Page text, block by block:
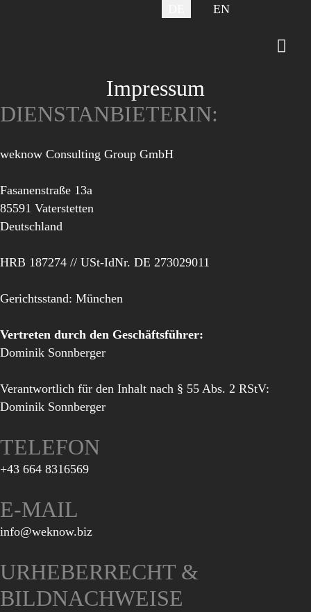
Sprache auswählen
EN
Impressum
DIENSTANBIETERIN:
weknow Consulting Group GmbH
Fasanenstraße 13a
85591 Vaterstetten
Deutschland
HRB 187274 // USt-IdNr. DE 273029011
Gerichtsstand: München
Vertreten durch den Geschäftsführer:
Dominik Sonnberger
Verantwortlich für den Inhalt nach § 55 Abs. 2 RStV:
Dominik Sonnberger
TELEFON
+43 664 8316569
E-MAIL
info@weknow.biz
URHEBERRECHT &
BILDNACHWEISE